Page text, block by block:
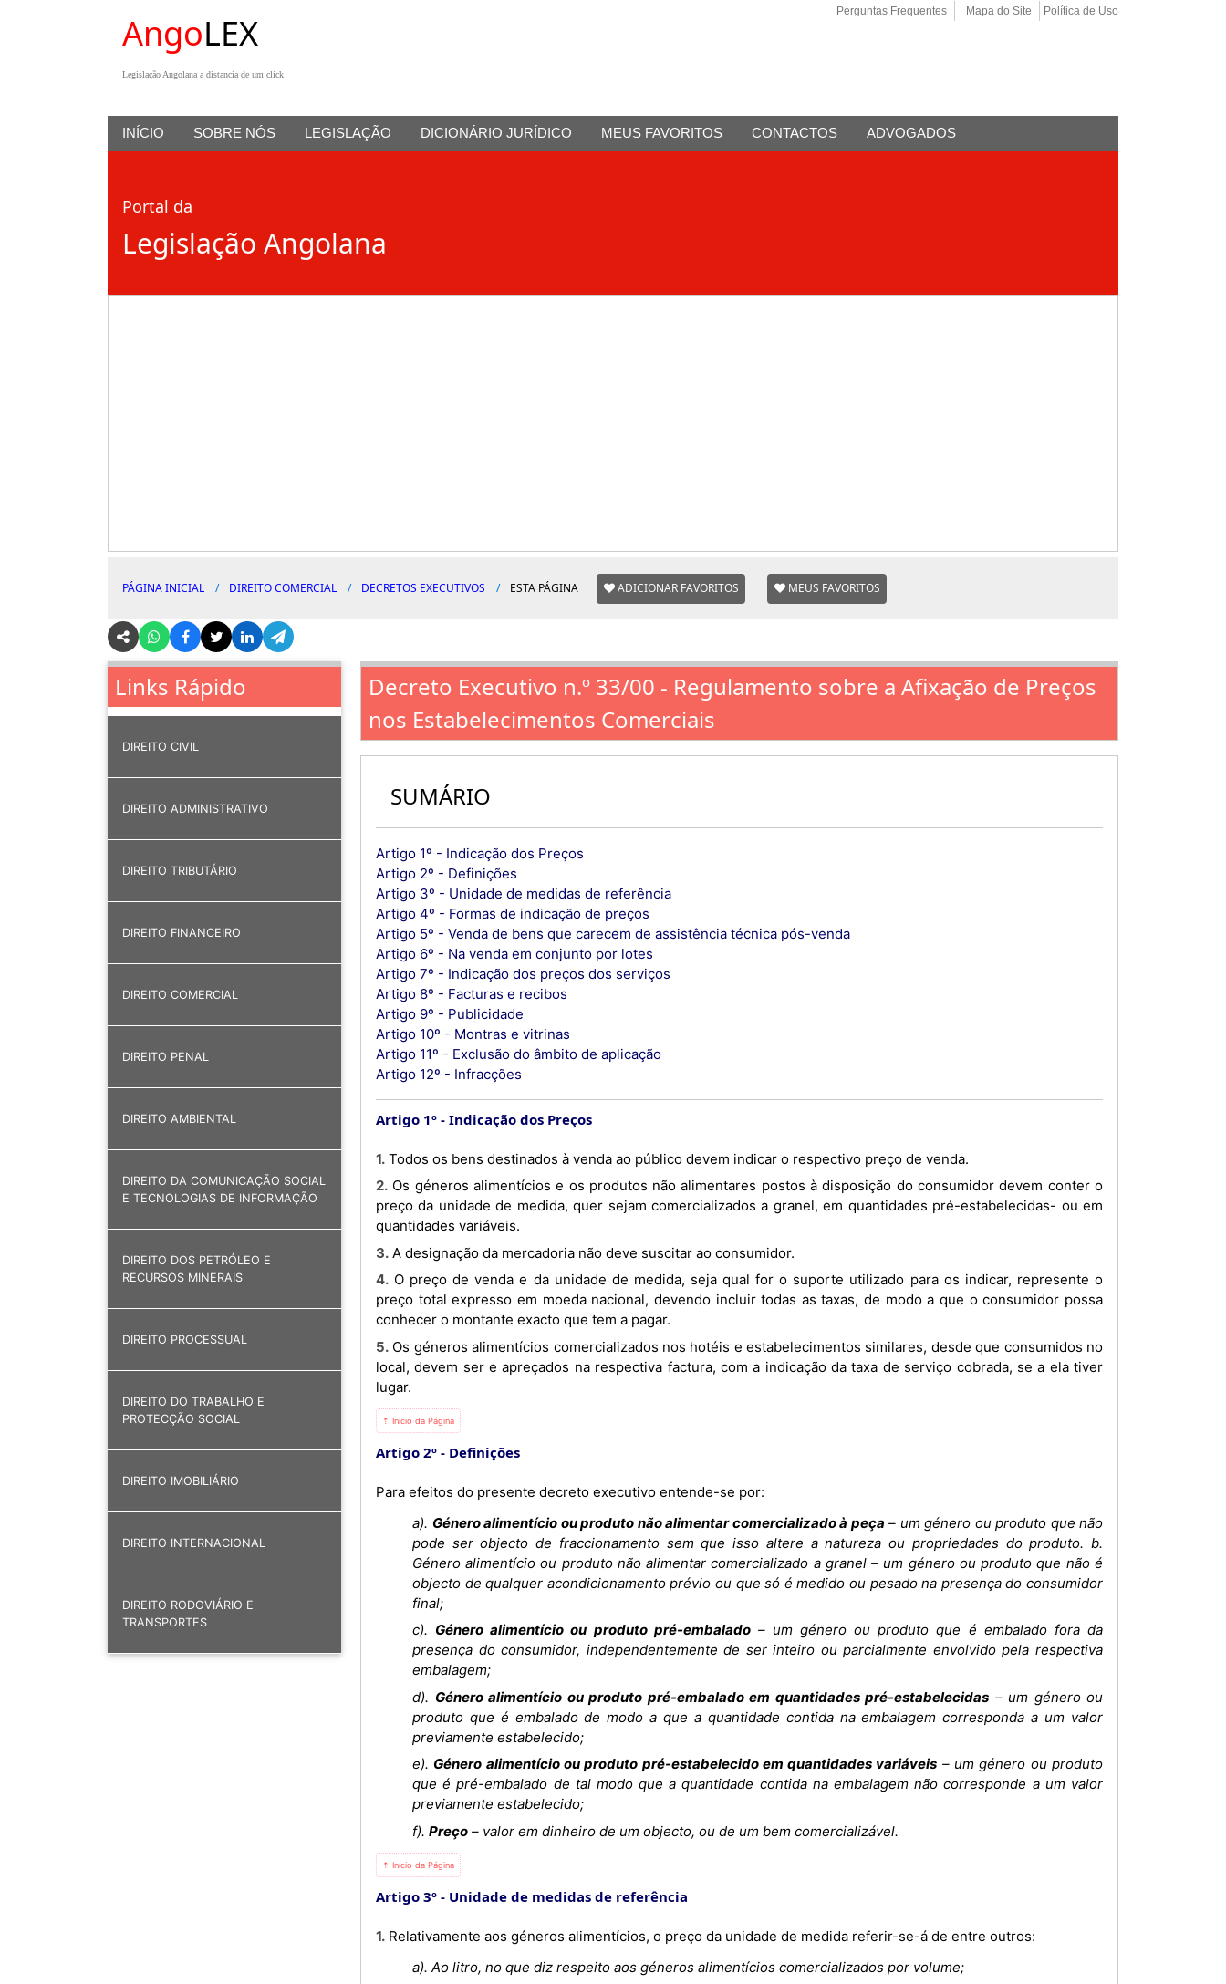
AngoLEX
Legislação Angolana a distancia de um click
Perguntas Frequentes Mapa do Site Política de Uso
INÍCIO SOBRE NÓS LEGISLAÇÃO DICIONÁRIO JURÍDICO MEUS FAVORITOS CONTACTOS ADVOGADOS
Portal da
Legislação Angolana
PÁGINA INICIAL DIREITO COMERCIAL DECRETOS EXECUTIVOS ESTA PÁGINA ADICIONAR FAVORITOS MEUS FAVORITOS
Links Rápido
DIREITO CIVIL
DIREITO ADMINISTRATIVO
DIREITO TRIBUTÁRIO
DIREITO FINANCEIRO
DIREITO COMERCIAL
DIREITO PENAL
DIREITO AMBIENTAL
DIREITO DA COMUNICAÇÃO SOCIAL
E TECNOLOGIAS DE INFORMAÇÃO
DIREITO DOS PETRÓLEO E
RECURSOS MINERAIS
DIREITO PROCESSUAL
DIREITO DO TRABALHO E
PROTECÇÃO SOCIAL
DIREITO IMOBILIÁRIO
DIREITO INTERNACIONAL
DIREITO RODOVIÁRIO E
TRANSPORTES
Decreto Executivo n.º 33/00 - Regulamento sobre a Afixação de Preços
nos Estabelecimentos Comerciais
SUMÁRIO
Artigo 1º - Indicação dos Preços
Artigo 2º - Definições
Artigo 3º - Unidade de medidas de referência
Artigo 4º - Formas de indicação de preços
Artigo 5º - Venda de bens que carecem de assistência técnica pós-venda
Artigo 6º - Na venda em conjunto por lotes
Artigo 7º - Indicação dos preços dos serviços
Artigo 8º - Facturas e recibos
Artigo 9º - Publicidade
Artigo 10º - Montras e vitrinas
Artigo 11º - Exclusão do âmbito de aplicação
Artigo 12º - Infracções
Artigo 1º Indicação dos Preços
1. Todos os bens destinados à venda ao público devem indicar o respectivo preço de venda.
2. Os géneros alimentícios e os produtos não alimentares postos à disposição do consumidor devem conter o
preço da unidade de medida, quer sejam comercializados a granel, em quantidades pré-estabelecidas- ou em
quantidades variáveis.
3. A designação da mercadoria não deve suscitar ao consumidor.
4. O preço de venda e da unidade de medida, seja qual for o suporte utilizado para os indicar, represente o
preço total expresso em moeda nacional, devendo incluir todas as taxas, de modo a que o consumidor possa
conhecer o montante exacto que tem a pagar.
5. Os géneros alimentícios comercializados nos hotéis e estabelecimentos similares, desde que consumidos no
local, devem ser e apreçados na respectiva factura, com a indicação da taxa de serviço cobrada, se a ela tiver
lugar.
⇡ Início da Página
Artigo 2º Definições
Para efeitos do presente decreto executivo entende-se por:
a). Género alimentício ou produto não alimentar comercializado à peça – um género ou produto que não
pode ser objecto de fraccionamento sem que isso altere a natureza ou propriedades do produto. b.
Género alimentício ou produto não alimentar comercializado a granel – um género ou produto que não é
objecto de qualquer acondicionamento prévio ou que só é medido ou pesado na presença do consumidor
final;
c). Género alimentício ou produto pré-embalado– um género ou produto que é embalado fora da
presença do consumidor, independentemente de ser inteiro ou parcialmente envolvido pela respectiva
embalagem;
d). Género alimentício ou produto pré-embalado em quantidades pré-estabelecidas – um género ou
produto que é embalado de modo a que a quantidade contida na embalagem corresponda a um valor
previamente estabelecido;
e). Género alimentício ou produto pré-estabelecido em quantidades variáveis – um género ou produto
que é pré-embalado de tal modo que a quantidade contida na embalagem não corresponde a um valor
previamente estabelecido;
f). Preço– valor em dinheiro de um objecto, ou de um bem comercializável.
⇡ Início da Página
Artigo 3º Unidade de medidas de referência
1. Relativamente aos géneros alimentícios, o preço da unidade de medida referir-se-á de entre outros:
a). Ao litro, no que diz respeito aos géneros alimentícios comercializados por volume;